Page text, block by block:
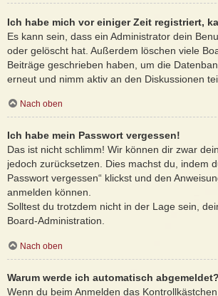
Ich habe mich vor einiger Zeit registriert,
Es kann sein, dass ein Administrator dein
oder gelöscht hat. Außerdem löschen viele
Beiträge geschrieben haben, um die
erneut und nimm aktiv an den Diskussionen
Nach oben
Ich habe mein Passwort vergessen!
Das ist nicht schlimm! Wir können dir zwar
jedoch zurücksetzen. Dies machst du, indem
Passwort vergessen“ klickst und den
anmelden können.
Solltest du trotzdem nicht in der Lage sein,
Board-Administration.
Nach oben
Warum werde ich automatisch abgemeldet?
Wenn du beim Anmelden das